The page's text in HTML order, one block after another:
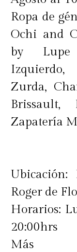
Ropa de
Ochi and
by Lupe
Zurda,
Brissault,
Zapatería
Ubicación:
Roger de
Horarios:
20:00hrs
Más